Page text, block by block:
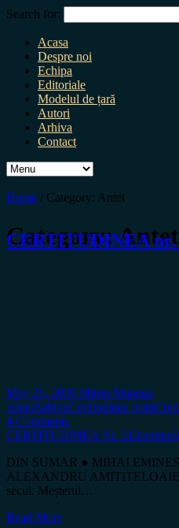
Search for:
Acasa
Despre noi
Echipa
Editoriale
Modelul de țară
Autori
Arhiva
Contact
Home / Category: Antet
Category:Antet
CERTITUDINEA
May 26, 2026 Miron Manega
AntetArhivaCertitudinea print
4 Comments
CERTITUDINEA Nr. 212
DIN SUMAR ● MIHAI
ALEXANDRU AMITITELOAIE.
secui. Meșterul…
Read More